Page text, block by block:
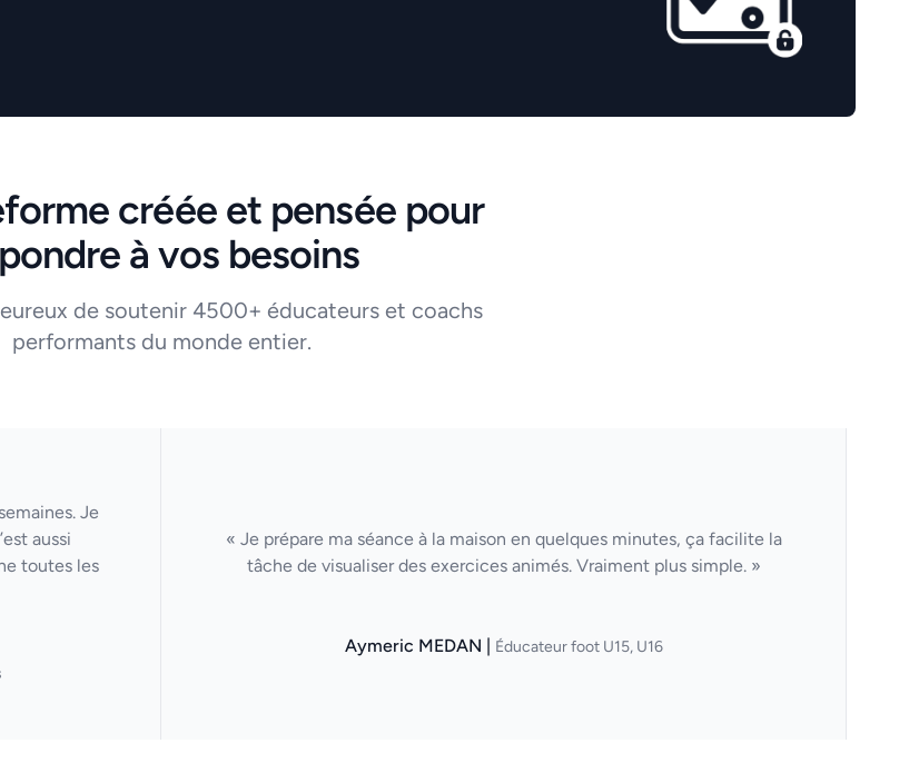
créée et pensée pour
à vos besoins
de soutenir 4500+ éducateurs et coachs
performants du monde entier.
Je
aussi
toutes les
« Je prépare ma séance à la maison en quelques minutes, ça facilite la
tâche de visualiser des exercices animés. Vraiment plus simple. »
Aymeric MEDAN | Éducateur foot U15, U16